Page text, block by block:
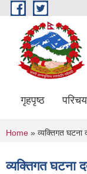
Skip to main content
गृहपृष्ठ परिचय
You are
Home » व्यक्तिगत घटना
व्यक्तिगत घटना